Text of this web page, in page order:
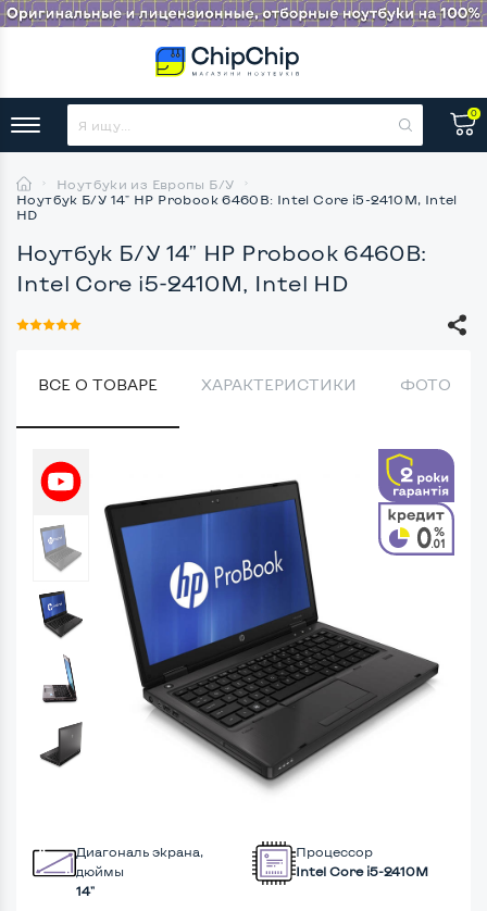
0
Ноутбуки из Европы Б/У
Ноутбук Б/У 14" HP Probook 6460B: Intel Core i5-2410M, Intel
HD
Ноутбук Б/У 14" HP Probook 6460B:
Intel Core i5-2410M, Intel HD
ВСЕ О ТОВАРЕ ХАРАКТЕРИСТИКИ ФОТО
Диагональ экрана,
дюймы
14"
Процессор
Intel Core i5-2410M